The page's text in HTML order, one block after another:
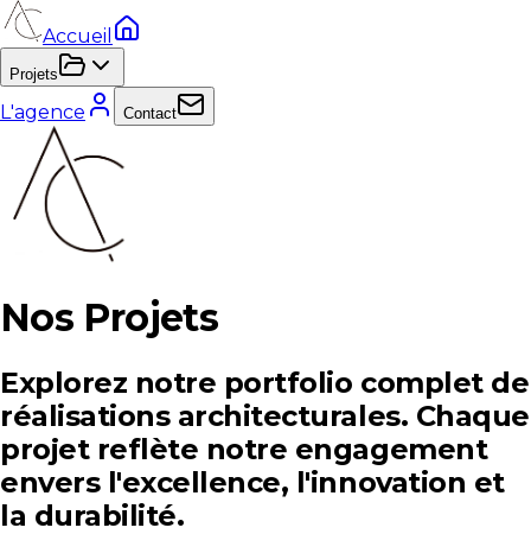
Accueil
Projets
L'agence Contact
Nos Projets
Explorez notre portfolio complet de
réalisations architecturales. Chaque
projet reflète notre engagement
envers l'excellence, l'innovation et
la durabilité.